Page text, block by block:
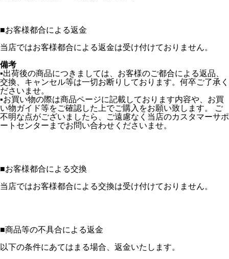
■お客様都合による返金
当店ではお客様都合による返金は受け付けておりません。
備考
▪️出荷後の商品につきましては、お客様のご都合による返品、
交換、キャンセル等は一切お断りしております。何卒ご了承く
ださいませ。
▪️お買い物の際は商品ページに記載しております内容や、お買
い物ガイド等をご確認した上でご購入をお願い致します。 ご
不明な点がございましたら、ご遠慮なく当店のカスタマーサポ
ートセンターまでお問い合わせくださいませ。
■お客様都合による交換
当店ではお客様都合による交換は受け付けておりません。
■商品等の不具合による返金
以下の条件にあてはまる場合、返金いたします。